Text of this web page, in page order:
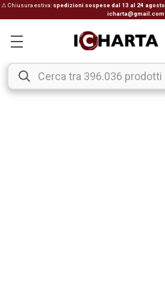
⚠ Chiusura estiva: spedizioni sospese dal 13 al 24 agosto
icharta@gmail.com